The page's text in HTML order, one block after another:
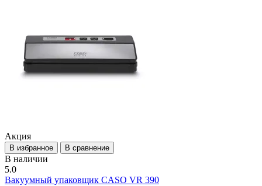
Акция
В избранное В сравнение
В наличии
5.0
Вакуумный упаковщик CASO VR 390